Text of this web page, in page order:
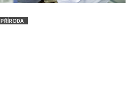
PŘÍRODA